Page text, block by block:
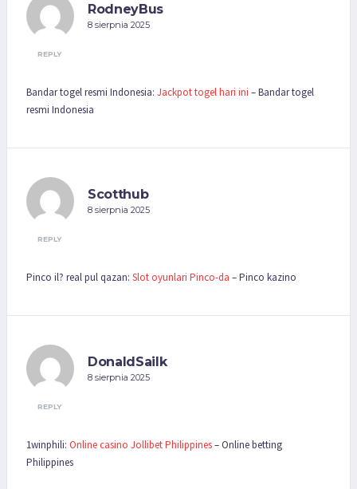
RodneyBus
8 sierpnia 2025
REPLY
Bandar togel resmi Indonesia: Jackpot togel hari ini – Bandar togel
resmi Indonesia
Scotthub
8 sierpnia 2025
REPLY
Pinco il? real pul qazan: Slot oyunlari Pinco-da – Pinco kazino
DonaldSailk
8 sierpnia 2025
REPLY
1winphili: Online casino Jollibet Philippines– Online betting
Philippines